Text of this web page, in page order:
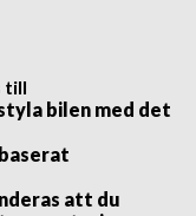
till
bilen med det
att du